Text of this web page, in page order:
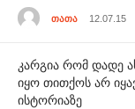
თათა 12.07.15
კარგია რომ დადე
იყო თითქოს არ
ისტორიაზე